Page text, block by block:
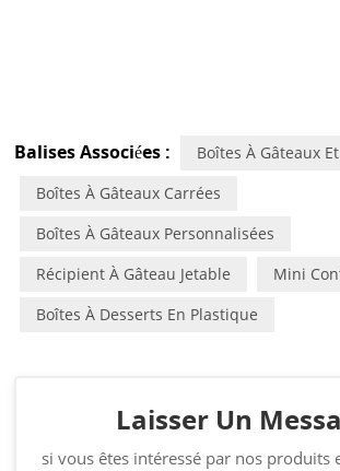
Balises Associées :
Boîtes À Gâteaux
Boîtes À Gâteaux Carrées
Boîtes À Gâteaux Personnalisées
Récipient À Gâteau Jetable
Mini
Boîtes À Desserts En Plastique
Laisser Un
si vous êtes intéressé par nos produits